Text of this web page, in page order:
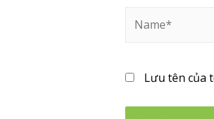
Lưu tên của